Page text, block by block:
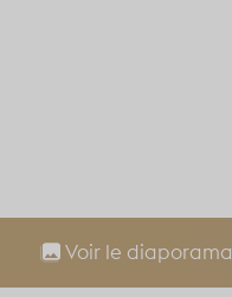
Voir le diaporama